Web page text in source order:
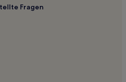
in Georgia
Fragen